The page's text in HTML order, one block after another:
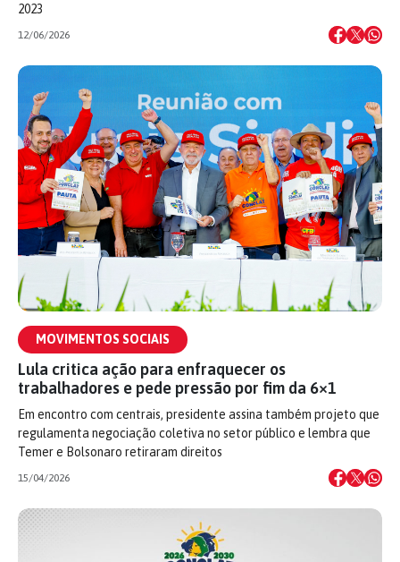
2023
12/06/2026
MOVIMENTOS SOCIAIS
Lula critica ação para enfraquecer os
trabalhadores e pede pressão por fim da 6×1
Em encontro com centrais, presidente assina também projeto que
regulamenta negociação coletiva no setor público e lembra que
Temer e Bolsonaro retiraram direitos
15/04/2026